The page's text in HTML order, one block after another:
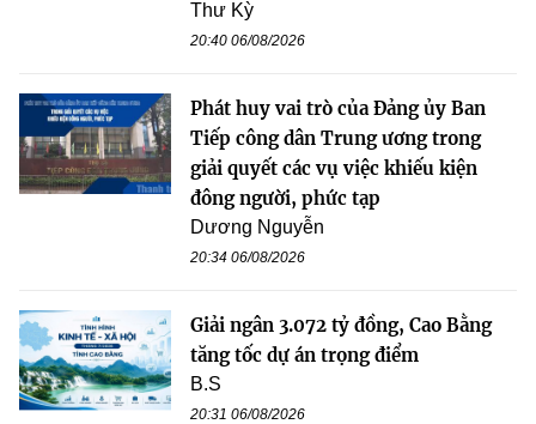
Thư Kỳ
20:40 06/08/2026
Phát huy vai trò của Đảng ủy Ban
Tiếp công dân Trung ương trong
giải quyết các vụ việc khiếu kiện
đông người, phức tạp
Dương Nguyễn
20:34 06/08/2026
Giải ngân 3.072 tỷ đồng, Cao Bằng
tăng tốc dự án trọng điểm
B.S
20:31 06/08/2026